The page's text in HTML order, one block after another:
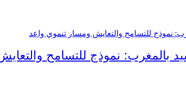
بالمغرب: نموذج للتسامح